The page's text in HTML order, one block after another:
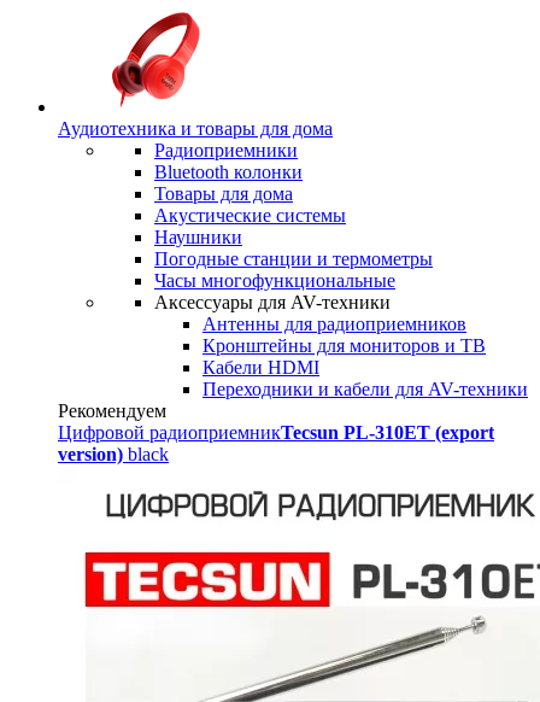
Аудиотехника и товары для дома
Радиоприемники
Bluetooth колонки
Товары для дома
Акустические системы
Наушники
Погодные станции и термометры
Часы многофункциональные
Аксессуары для AV-техники
Антенны для радиоприемников
Кронштейны для мониторов и ТВ
Кабели HDMI
Переходники и кабели для AV-техники
Рекомендуем
Цифровой радиоприемникTecsun PL-310ET (export
version) black